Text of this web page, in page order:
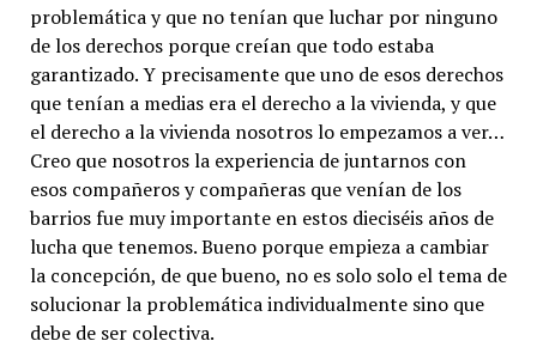
problemática y que no tenían que luchar por ninguno
de los derechos porque creían que todo estaba
garantizado. Y precisamente que uno de esos derechos
que tenían a medias era el derecho a la vivienda, y que
el derecho a la vivienda nosotros lo empezamos a ver…
Creo que nosotros la experiencia de juntarnos con
esos compañeros y compañeras que venían de los
barrios fue muy importante en estos dieciséis años de
lucha que tenemos. Bueno porque empieza a cambiar
la concepción, de que bueno, no es solo solo el tema de
solucionar la problemática individualmente sino que
debe de ser colectiva.